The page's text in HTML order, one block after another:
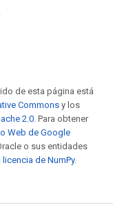
de esta página está
Commons y los
2.0. Para obtener
Web de Google
o sus entidades
licencia de NumPy.